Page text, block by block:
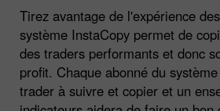
Tirez avantage de l'expérience
système InstaCopy permet de
des traders performants et donc
profit. Chaque abonné du
trader à suivre et copier et un